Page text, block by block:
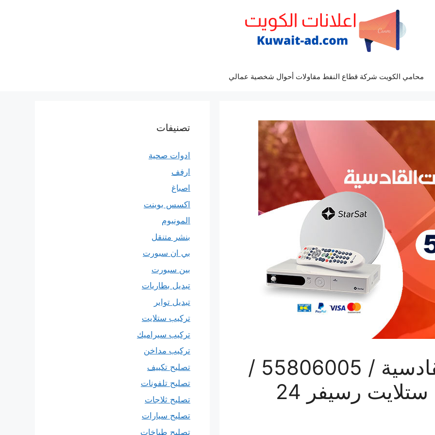
محامي الكويت شركة قطاع النفط مقاولات أحوال شخصية عمالي
رقم فني ستلايت القادسية / 55806005 /
تركيب صيانة برمجة ستلايت رسيفر 24
تصنيفات
ادوات صحية
ارفف
اصباغ
اكسس بوينت
المونيوم
بنشر متنقل
بي ان سبورت
بين سبورت
تبديل بطاريات
تبديل تواير
تركيب ستلايت
تركيب سيراميك
تركيب مداخن
تصليح تكييف
تصليح تلفونات
تصليح ثلاجات
تصليح سيارات
تصليح طباخات